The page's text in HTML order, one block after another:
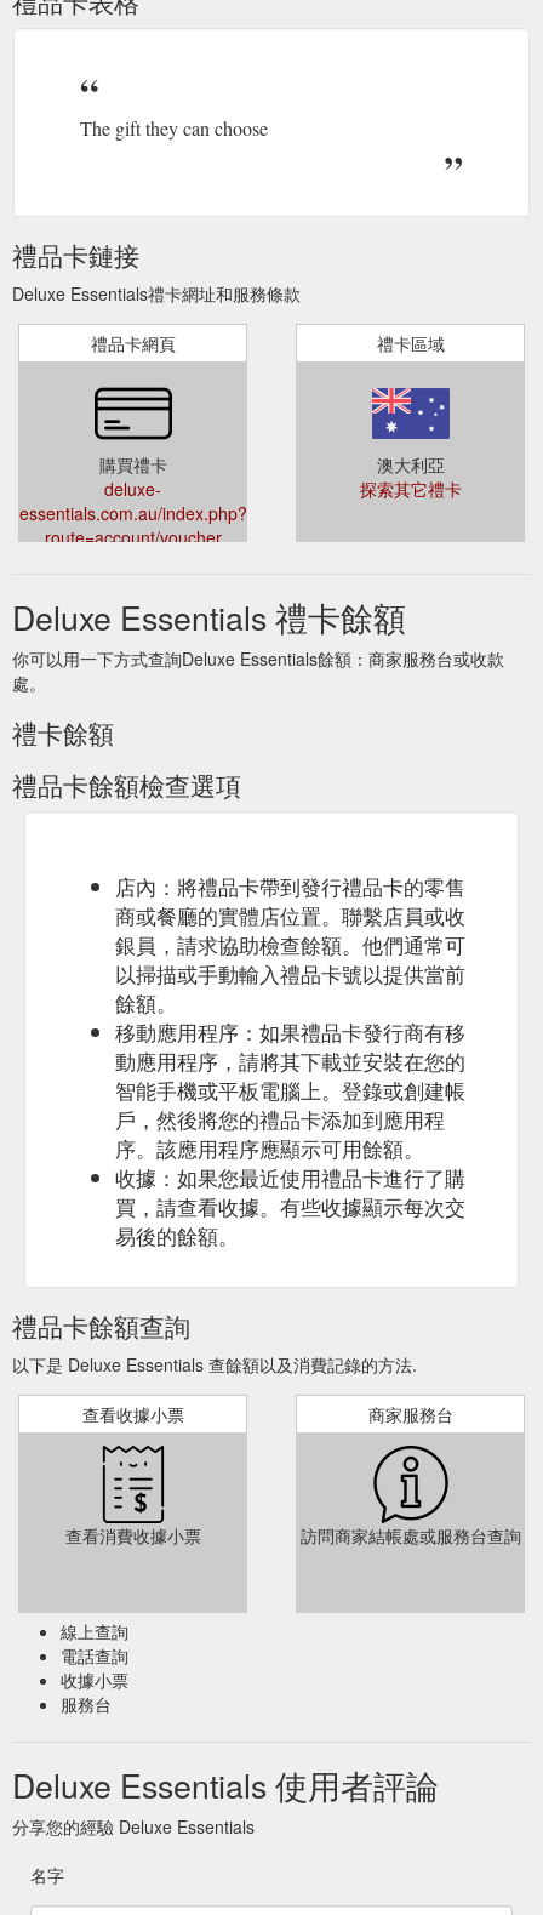
The gift they can choose
禮品卡鏈接
Deluxe Essentials禮卡網址和服務條款
禮品卡網頁
購買禮卡
deluxe-
essentials.com.au/index.php?
route=account/voucher
禮卡區域
澳大利亞
探索其它禮卡
Deluxe Essentials 禮卡餘額
你可以用一下方式查詢Deluxe Essentials餘額：商家服務台或收款
處。
禮卡餘額
禮品卡餘額檢查選項
店內：將禮品卡帶到發行禮品卡的零售
商或餐廳的實體店位置。聯繫店員或收
銀員，請求協助檢查餘額。他們通常可
以掃描或手動輸入禮品卡號以提供當前
餘額。
移動應用程序：如果禮品卡發行商有移
動應用程序，請將其下載並安裝在您的
智能手機或平板電腦上。登錄或創建帳
戶，然後將您的禮品卡添加到應用程
序。該應用程序應顯示可用餘額。
收據：如果您最近使用禮品卡進行了購
買，請查看收據。有些收據顯示每次交
易後的餘額。
禮品卡餘額查詢
以下是 Deluxe Essentials 查餘額以及消費記錄的方法.
查看收據小票
查看消費收據小票
商家服務台
訪問商家結帳處或服務台查詢
線上查詢
電話查詢
收據小票
服務台
Deluxe Essentials 使用者評論
分享您的經驗 Deluxe Essentials
名字